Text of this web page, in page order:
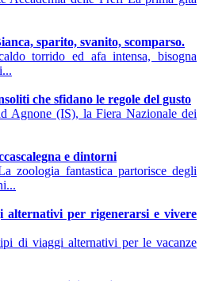
sparito, svanito, scomparso.
torrido ed afa intensa, bisogna
che sfidano le regole del gusto
Agnone (IS), la Fiera Nazionale dei
e dintorni
zoologia fantastica partorisce degli
alternativi per rigenerarsi e vivere
di viaggi alternativi per le vacanze